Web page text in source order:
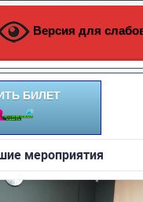
Версия для
БИЛЕТ